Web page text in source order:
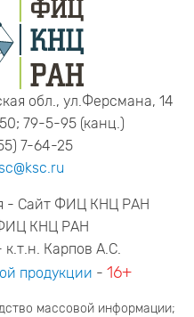
обл., ул.Ферсмана, 14
79-5-95 (канц.)
7-64-25
- Сайт ФИЦ КНЦ РАН
КНЦ РАН
к.т.н. Карпов А.С.
продукции - 16+
массовой информации;